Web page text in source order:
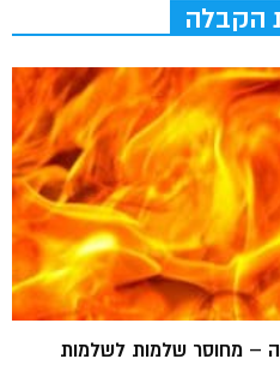
הקבלה
– מחוסר שלמות לשלמות